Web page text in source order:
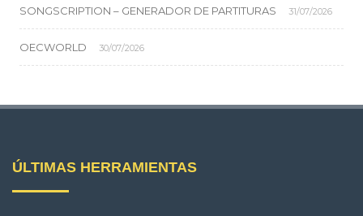
SONGSCRIPTION – GENERADOR DE PARTITURAS 31/07/2026
OECWORLD 30/07/2026
ÚLTIMAS HERRAMIENTAS